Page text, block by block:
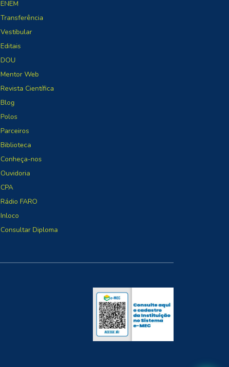
ENEM
Transferência
Vestibular
Editais
DOU
Mentor Web
Revista Científica
Blog
Polos
Parceiros
Biblioteca
Conheça-nos
Ouvidoria
CPA
Rádio FARO
Inloco
Consultar Diploma